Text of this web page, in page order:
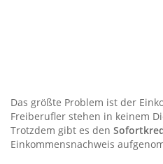
Das größte Problem ist der
Freiberufler stehen in keinem
Trotzdem gibt es den
Einkommensnachweis